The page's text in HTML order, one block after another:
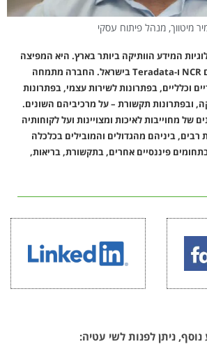
מיטווך, מנהל פיתוח עסקי
המידע הוותיקה ביותר בארץ. היא המפיצה
הבלעדית של התאגידים NCR ו-Teradata בישראל. החברה מתמחה
וכלליים, בפתרונות לשירות עצמי, בפתרונות
ובפתרונות תקשורת – על מרכיביהם השונים.
של מחוייבות לאיכות ומצויינות ועל לקוחותיה
רבים, ביניהם מהגדולים והמובילים בכלכלה
פיננסיים אחרים, בתקשורת, בריאות,
נוסף, ניתן לפנות לשי עטיה: